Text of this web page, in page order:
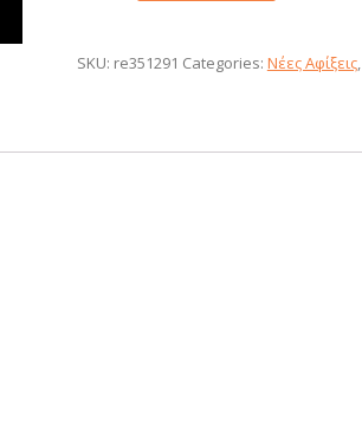
7
SKU: re351291 Categories: Νέες Αφίξεις,